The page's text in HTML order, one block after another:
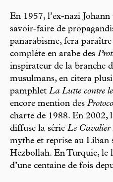
En 1957, l’ex-nazi
savoir-faire de
panarabisme, fera
complète en arabe des
inspirateur de la branche
musulmans, en citera
pamphlet La Lutte contre
encore mention des
charte de 1988. En 2002,
diffuse la série Le Cavalier
mythe et reprise au Liban
Hezbollah. En Turquie, le
d’une centaine de fois